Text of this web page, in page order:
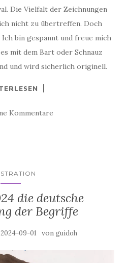
Die Vielfalt der Zeichnungen
nicht zu übertreffen. Doch
bin gespannt und freue mich
mit dem Bart oder Schnauz
und wird sicherlich originell.
Kommentare
die deutsche
der Begriffe
2024-09-01 von guidoh